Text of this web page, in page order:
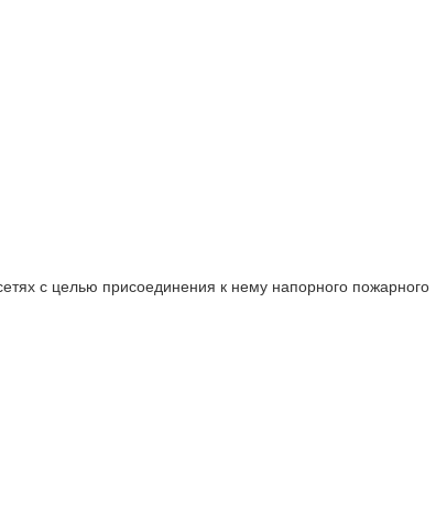
с целью присоединения к нему напорного пожарного